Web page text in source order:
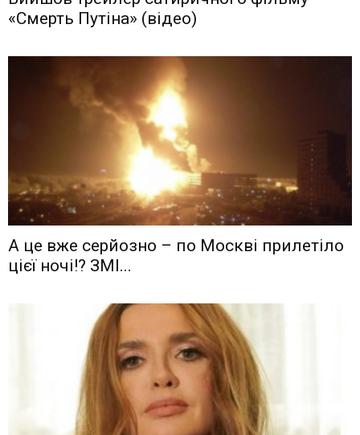
«Смерть Путіна» (відео)
А це вже серйозно – по Москві прилетіло
цієї ночі!? ЗМІ...